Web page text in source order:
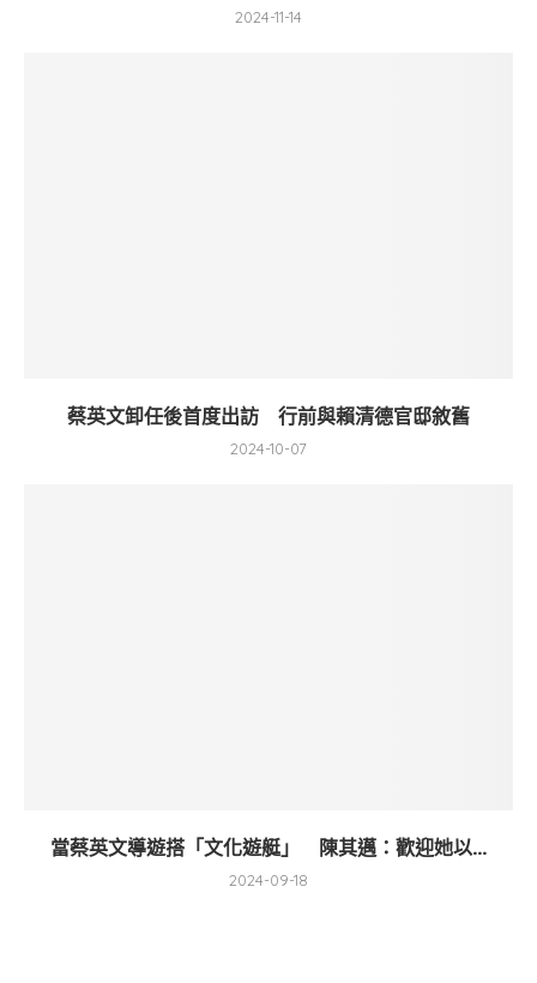
2024-11-14
蔡英文卸任後首度出訪 行前與賴清德官邸敘舊
2024-10-07
當蔡英文導遊搭「文化遊艇」 陳其邁：歡迎她以...
2024-09-18